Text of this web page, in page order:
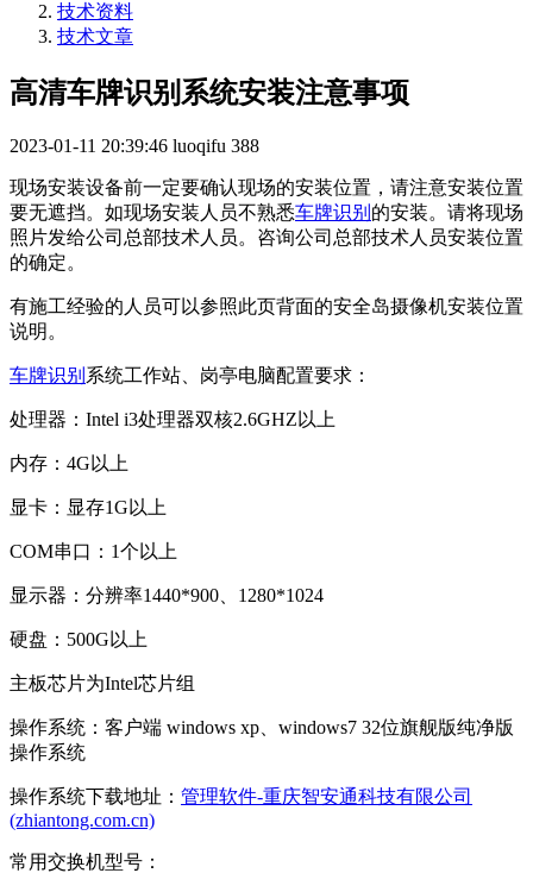
技术资料
技术文章
高清车牌识别系统安装注意事项
2023-01-11 20:39:46 luoqifu 388
现场安装设备前一定要确认现场的安装位置，请注意安装位置
要无遮挡。如现场安装人员不熟悉车牌识别 的安装。请将现场
照片发给公司总部技术人员。咨询公司总部技术人员安装位置
的确定。
有施工经验的人员可以参照此页背面的安全岛摄像机安装位置
说明。
车牌识别 系统工作站、岗亭电脑配置要求：
处理器：Intel i3处理器双核2.6GHZ以上
内存：4G以上
显卡：显存1G以上
COM串口：1个以上
显示器：分辨率1440*900、1280*1024
硬盘：500G以上
主板芯片为Intel芯片组
操作系统：客户端 windows xp、windows7 32位旗舰版纯净版
操作系统
操作系统下载地址： 管理软件-重庆智安通科技有限公司
(zhiantong.com.cn)
常用交换机型号：